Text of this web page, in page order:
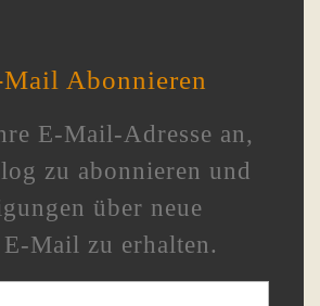
Abonnieren
E-Mail-Adresse an,
zu abonnieren und
über neue
Mail zu erhalten.